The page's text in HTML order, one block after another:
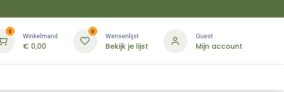
0
Winkelmand
€ 0,00
0
Wensenlijst
Bekijk je lijst
Guest
Mijn account